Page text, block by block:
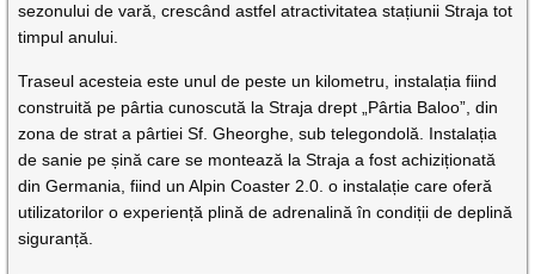
sezonului de vară, crescând astfel atractivitatea stațiunii Straja tot
timpul anului.
Traseul acesteia este unul de peste un kilometru, instalația fiind
construită pe pârtia cunoscută la Straja drept „Pârtia Baloo”, din
zona de strat a pârtiei Sf. Gheorghe, sub telegondolă. Instalația
de sanie pe șină care se montează la Straja a fost achiziționată
din Germania, fiind un Alpin Coaster 2.0. o instalație care oferă
utilizatorilor o experiență plină de adrenalină în condiții de deplină
siguranță.